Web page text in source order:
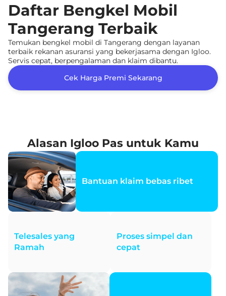
Daftar Bengkel Mobil
Tangerang Terbaik
Temukan bengkel mobil di Tangerang dengan layanan
terbaik rekanan asuransi yang bekerjasama dengan Igloo.
Servis cepat, berpengalaman dan klaim dibantu.
Cek Harga Premi Sekarang
Alasan Igloo Pas untuk Kamu
Bantuan klaim bebas ribet
Telesales yang
Ramah
Proses simpel dan
cepat